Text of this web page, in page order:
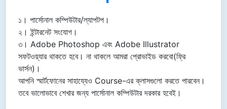
১। পার্সোনাল কম্পিউটার/ল্যাপটপ।
২। ইন্টারনেট সংযোগ।
৩। Adobe Photos hop এবং Adobe Illustrator
সফটওয়্যার থাকতে হবে। না থাকলে আমরা প্রোভাইড করবো(ফ্রি
ভার্সন)।
আপনি স্মার্টফোনের সাহায্যেও Course-এর ক্লাসগুলো করতে পারবেন।
তবে ভালোভাবে শেখার জন্য পার্সোনাল কম্পিউটার দরকার হবেই।